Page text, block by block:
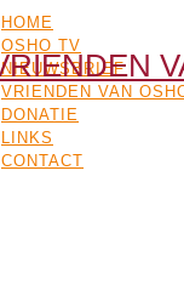
HOME
OSHO TV
NIEUWSBRIEF
VRIENDEN VAN
DONATIE
LINKS
CONTACT